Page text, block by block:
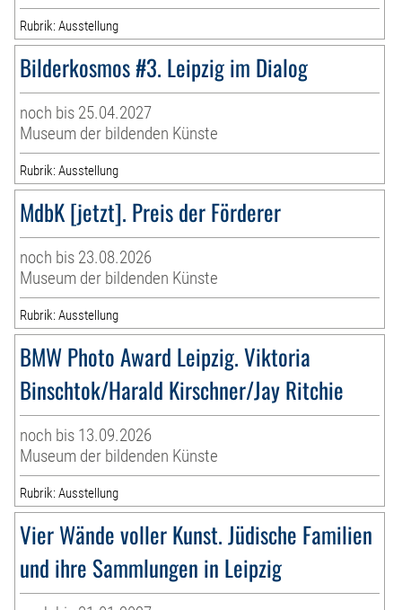
Rubrik: Ausstellung
Bilderkosmos #3. Leipzig im Dialog
noch bis 25.04.2027
Museum der bildenden Künste
Rubrik: Ausstellung
MdbK [jetzt]. Preis der Förderer
noch bis 23.08.2026
Museum der bildenden Künste
Rubrik: Ausstellung
BMW Photo Award Leipzig. Viktoria
Binschtok/Harald Kirschner/Jay Ritchie
noch bis 13.09.2026
Museum der bildenden Künste
Rubrik: Ausstellung
Vier Wände voller Kunst. Jüdische Familien
und ihre Sammlungen in Leipzig